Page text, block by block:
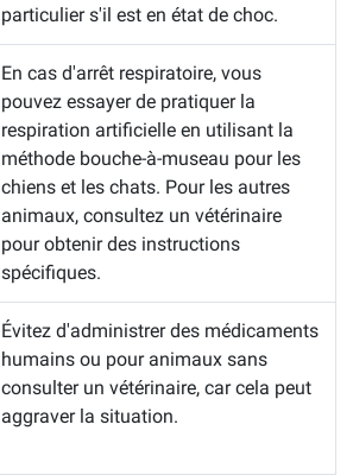
particulier s'il est en état de choc.
En cas d'arrêt respiratoire, vous
pouvez essayer de pratiquer la
respiration artificielle en utilisant la
méthode bouche-à-museau pour les
chiens et les chats. Pour les autres
animaux, consultez un vétérinaire
pour obtenir des instructions
spécifiques.
Évitez d'administrer des médicaments
humains ou pour animaux sans
consulter un vétérinaire, car cela peut
aggraver la situation.